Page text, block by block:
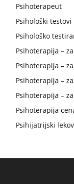
Psihoterapeut
Psihološki testovi
Psihološko
Psihoterapija –
Psihoterapija –
Psihoterapija –
Psihoterapija –
Psihoterapija
Psihijatrijski